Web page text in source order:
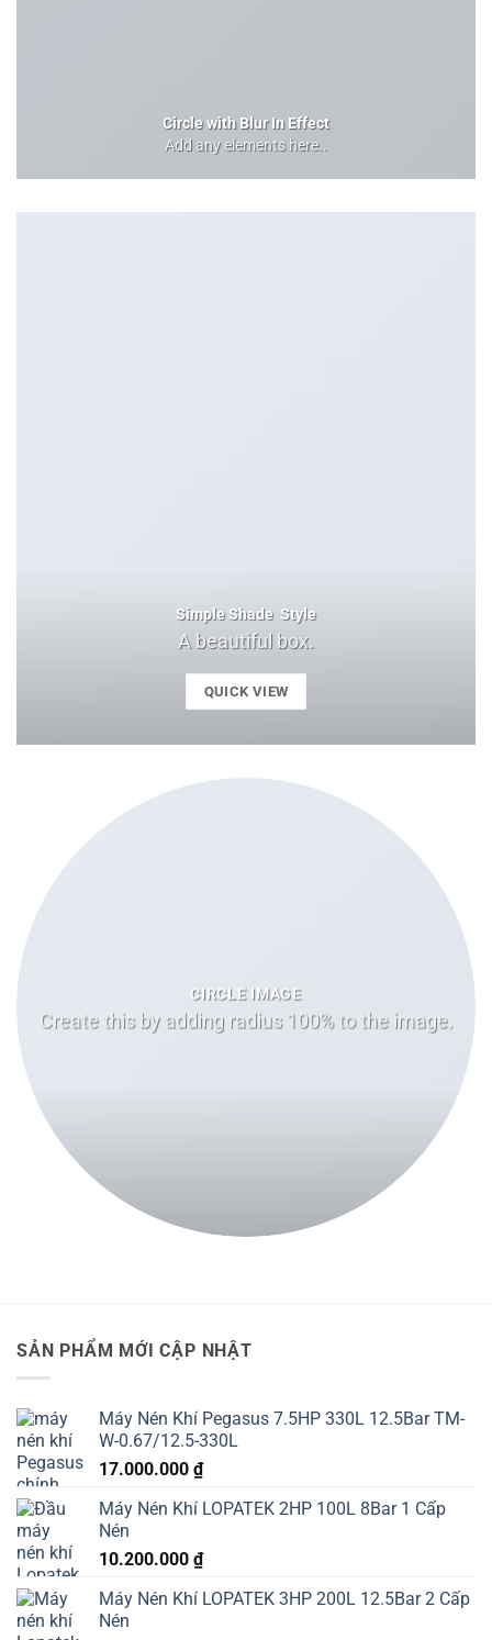
Circle with Blur In Effect
Add any elements here..
Simple Shade Style
A beautiful box.
QUICK VIEW
CIRCLE IMAGE
Create this by adding radius 100% to the image.
SẢN PHẨM MỚI CẬP NHẬT
Máy Nén Khí Pegasus 7.5HP 330L 12.5Bar TM-
W-0.67/12.5-330L
17.000.000 ₫
Máy Nén Khí LOPATEK 2HP 100L 8Bar 1 Cấp
Nén
10.200.000 ₫
Máy Nén Khí LOPATEK 3HP 200L 12.5Bar 2 Cấp
Nén